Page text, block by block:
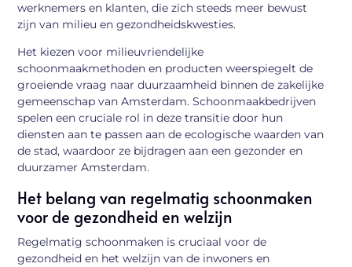
werknemers en klanten, die zich steeds meer bewust
zijn van milieu en gezondheidskwesties.
Het kiezen voor milieuvriendelijke
schoonmaakmethoden en producten weerspiegelt de
groeiende vraag naar duurzaamheid binnen de zakelijke
gemeenschap van Amsterdam. Schoonmaakbedrijven
spelen een cruciale rol in deze transitie door hun
diensten aan te passen aan de ecologische waarden van
de stad, waardoor ze bijdragen aan een gezonder en
duurzamer Amsterdam.
Het belang van regelmatig schoonmaken
voor de gezondheid en welzijn
Regelmatig schoonmaken is cruciaal voor de
gezondheid en het welzijn van de inwoners en